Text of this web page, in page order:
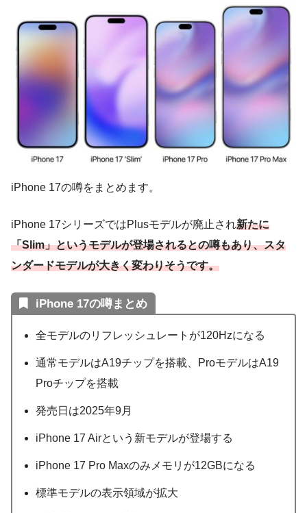
iPhone 17の噂をまとめます。
iPhone 17シリーズではPlusモデルが廃止され新たに
「Slim」というモデルが登場されるとの噂もあり、スタ
ンダードモデルが大きく変わりそうです。
iPhone 17の噂まとめ
全モデルのリフレッシュレートが120Hzになる
通常モデルはA19チップを搭載、ProモデルはA19
Proチップを搭載
発売日は2025年9月
iPhone 17 Airという新モデルが登場する
iPhone 17 Pro Maxのみメモリが12GBになる
標準モデルの表示領域が拡大